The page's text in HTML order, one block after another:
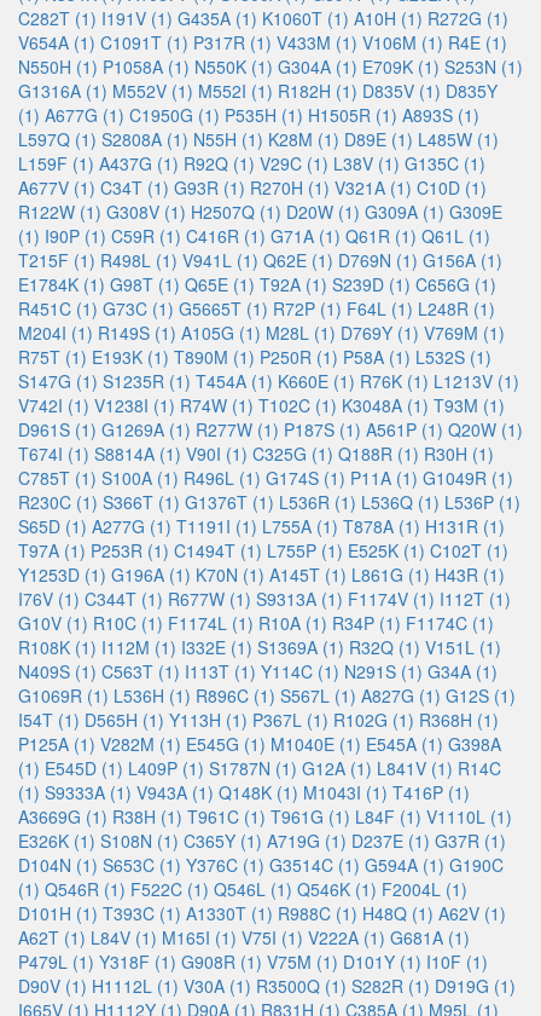
C282T (1) I191V (1) G435A (1) K1060T (1) A10H (1) R272G (1)
V654A (1) C1091T (1) P317R (1) V433M (1) V106M (1) R4E (1)
N550H (1) P1058A (1) N550K (1) G304A (1) E709K (1) S253N (1)
G1316A (1) M552V (1) M552I (1) R182H (1) D835V (1) D835Y
(1) A677G (1) C1950G (1) P535H (1) H1505R (1) A893S (1)
L597Q (1) S2808A (1) N55H (1) K28M (1) D89E (1) L485W (1)
L159F (1) A437G (1) R92Q (1) V29C (1) L38V (1) G135C (1)
A677V (1) C34T (1) G93R (1) R270H (1) V321A (1) C10D (1)
R122W (1) G308V (1) H2507Q (1) D20W (1) G309A (1) G309E
(1) I90P (1) C59R (1) C416R (1) G71A (1) Q61R (1) Q61L (1)
T215F (1) R498L (1) V941L (1) Q62E (1) D769N (1) G156A (1)
E1784K (1) G98T (1) Q65E (1) T92A (1) S239D (1) C656G (1)
R451C (1) G73C (1) G5665T (1) R72P (1) F64L (1) L248R (1)
M204I (1) R149S (1) A105G (1) M28L (1) D769Y (1) V769M (1)
R75T (1) E193K (1) T890M (1) P250R (1) P58A (1) L532S (1)
S147G (1) S1235R (1) T454A (1) K660E (1) R76K (1) L1213V (1)
V742I (1) V1238I (1) R74W (1) T102C (1) K3048A (1) T93M (1)
D961S (1) G1269A (1) R277W (1) P187S (1) A561P (1) Q20W (1)
T674I (1) S8814A (1) V90I (1) C325G (1) Q188R (1) R30H (1)
C785T (1) S100A (1) R496L (1) G174S (1) P11A (1) G1049R (1)
R230C (1) S366T (1) G1376T (1) L536R (1) L536Q (1) L536P (1)
S65D (1) A277G (1) T1191I (1) L755A (1) T878A (1) H131R (1)
T97A (1) P253R (1) C1494T (1) L755P (1) E525K (1) C102T (1)
Y1253D (1) G196A (1) K70N (1) A145T (1) L861G (1) H43R (1)
I76V (1) C344T (1) R677W (1) S9313A (1) F1174V (1) I112T (1)
G10V (1) R10C (1) F1174L (1) R10A (1) R34P (1) F1174C (1)
R108K (1) I112M (1) I332E (1) S1369A (1) R32Q (1) V151L (1)
N409S (1) C563T (1) I113T (1) Y114C (1) N291S (1) G34A (1)
G1069R (1) L536H (1) R896C (1) S567L (1) A827G (1) G12S (1)
I54T (1) D565H (1) Y113H (1) P367L (1) R102G (1) R368H (1)
P125A (1) V282M (1) E545G (1) M1040E (1) E545A (1) G398A
(1) E545D (1) L409P (1) S1787N (1) G12A (1) L841V (1) R14C
(1) S9333A (1) V943A (1) Q148K (1) M1043I (1) T416P (1)
A3669G (1) R38H (1) T961C (1) T961G (1) L84F (1) V1110L (1)
E326K (1) S108N (1) C365Y (1) A719G (1) D237E (1) G37R (1)
D104N (1) S653C (1) Y376C (1) G3514C (1) G594A (1) G190C
(1) Q546R (1) F522C (1) Q546L (1) Q546K (1) F2004L (1)
D101H (1) T393C (1) A1330T (1) R988C (1) H48Q (1) A62V (1)
A62T (1) L84V (1) M165I (1) V75I (1) V222A (1) G681A (1)
P479L (1) Y318F (1) G908R (1) V75M (1) D101Y (1) I10F (1)
D90V (1) H1112L (1) V30A (1) R3500Q (1) S282R (1) D919G (1)
I665V (1) H1112Y (1) D90A (1) R831H (1) C385A (1) M95L (1)